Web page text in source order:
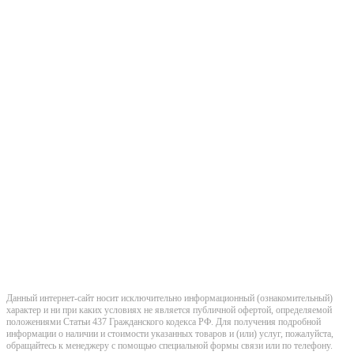
Данный интернет-сайт носит исключительно информационный (ознакомительный)
характер и ни при каких условиях не является публичной офертой, определяемой
положениями Статьи 437 Гражданского кодекса РФ. Для получения подробной
информации о наличии и стоимости указанных товаров и (или) услуг, пожалуйста,
обращайтесь к менеджеру с помощью специальной формы связи или по телефону.